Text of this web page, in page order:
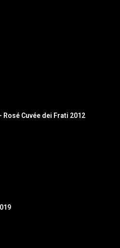
Rosé Cuvée dei Frati 2012